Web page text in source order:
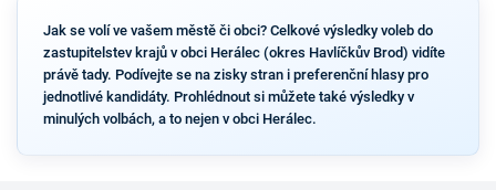
Jak se volí ve vašem městě či obci? Celkové výsledky voleb do
zastupitelstev krajů v obci Herálec (okres Havlíčkův Brod) vidíte
právě tady. Podívejte se na zisky stran i preferenční hlasy pro
jednotlivé kandidáty. Prohlédnout si můžete také výsledky v
minulých volbách, a to nejen v obci Herálec.